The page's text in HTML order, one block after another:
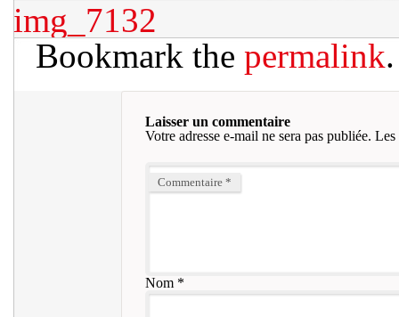
img_7132
Bookmark the permalink.
Laisser un commentaire
Votre adresse e-mail ne sera pas publiée. Les
Commentaire *
Nom*